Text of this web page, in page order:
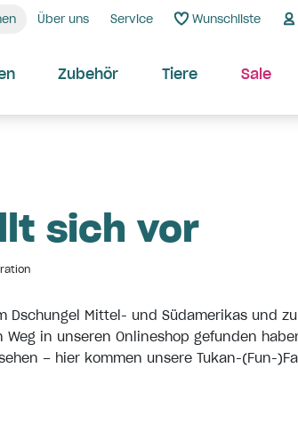
Über uns Service Wunschliste
Zubehör Tiere Sale
sich vor
Dschungel Mittel- und Südamerikas und
in unseren Onlineshop gefunden
– hier kommen unsere Tukan-(Fun-